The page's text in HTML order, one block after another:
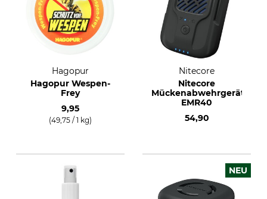
Hagopur
Hagopur Wespen-
Frey
9,95
(49,75 / 1 kg)
Nitecore
Nitecore
Mückenabwehrgerät
EMR40
54,90
NEU